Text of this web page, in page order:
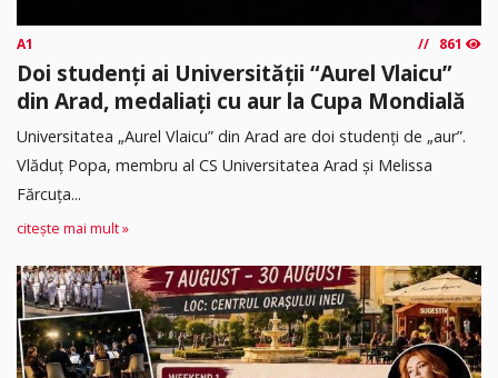
A1 861
Doi studenți ai Universității “Aurel Vlaicu”
din Arad, medaliați cu aur la Cupa Mondială
Universitatea „Aurel Vlaicu” din Arad are doi studenți de „aur”.
Vlăduț Popa, membru al CS Universitatea Arad și Melissa
Fărcuța...
citește mai mult »